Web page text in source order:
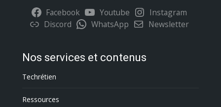
Facebook Youtube
Instagram
Discord
WhatsApp Newsletter
Nos services et contenus
Techrétien
Ressources